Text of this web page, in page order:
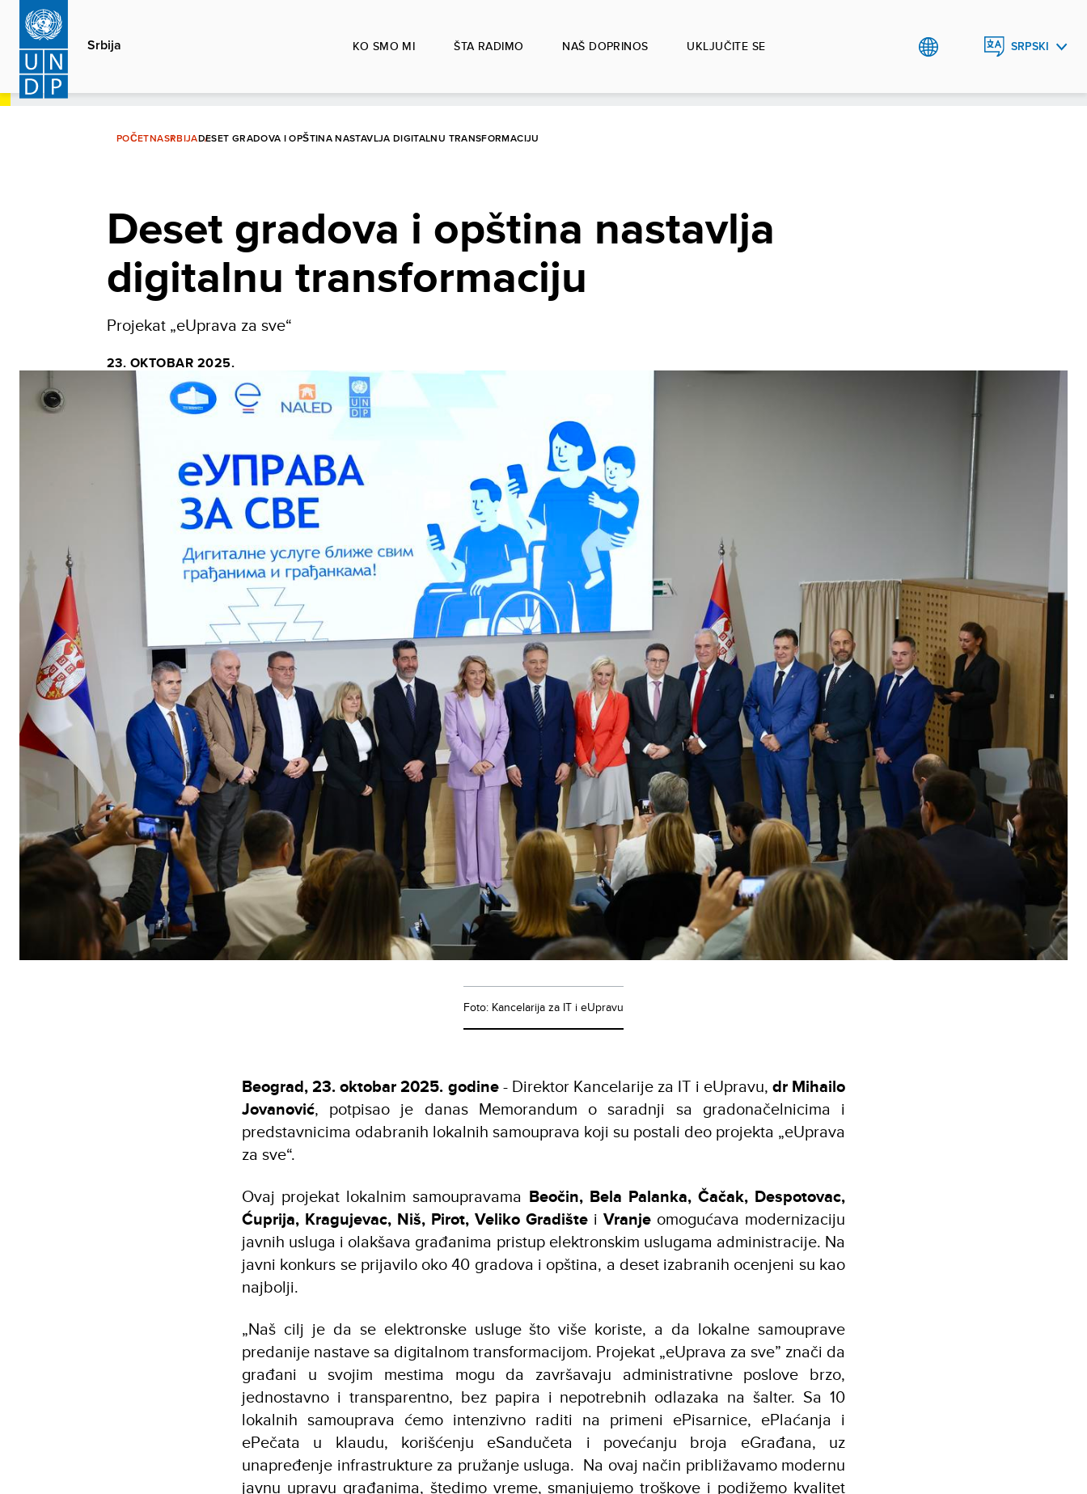
Skip
main
content
Srbija KO SMO MI ŠTA RADIMO NAŠ DOPRINOS UKLJUČITE SE SRPSKI
POČETNASRBIJADESET GRADOVA I OPŠTINA NASTAVLJA DIGITALNU TRANSFORMACIJU
Deset gradova i opština nastavlja
digitalnu transformaciju
Projekat „eUprava za sve“
23. OKTOBAR 2025.
Foto: Kancelarija za IT i eUpravu
Beograd, 23. oktobar 2025. godine- Direktor Kancelarije za IT i eUpravu, dr Mihailo
Jovanović, potpisao je danas Memorandum o saradnji sa gradonačelnicima i
predstavnicima odabranih lokalnih samouprava koji su postali deo projekta „eUprava
za sve“.
Ovaj projekat lokalnim samoupravama Beočin, Bela Palanka, Čačak, Despotovac,
Ćuprija, Kragujevac, Niš, Pirot, Veliko Gradište i Vranje omogućava modernizaciju
javnih usluga i olakšava građanima pristup elektronskim uslugama administracije. Na
javni konkurs se prijavilo oko 40 gradova i opština, a deset izabranih ocenjeni su kao
najbolji.
„Naš cilj je da se elektronske usluge što više koriste, a da lokalne samouprave
predanije nastave sa digitalnom transformacijom. Projekat „eUprava za sve” znači da
građani u svojim mestima mogu da završavaju administrativne poslove brzo,
jednostavno i transparentno, bez papira i nepotrebnih odlazaka na šalter. Sa 10
lokalnih samouprava ćemo intenzivno raditi na primeni ePisarnice, ePlaćanja i
ePečata u klaudu, korišćenju eSandučeta i povećanju broja eGrađana, uz
unapređenje infrastrukture za pružanje usluga. Na ovaj način približavamo modernu
javnu upravu građanima, štedimo vreme, smanjujemo troškove i podižemo kvalitet